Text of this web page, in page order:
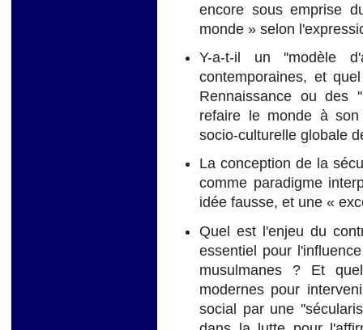
encore sous emprise
monde » selon
Y-a-t-il un ''modèle
contemporaines, et
Rennaissance ou des
refaire le monde à
socio-culturelle globale
La conception de la
comme paradigme
idée fausse, et une «
Quel est l'enjeu du
essentiel pour
musulmanes ? Et
modernes pour
social par une